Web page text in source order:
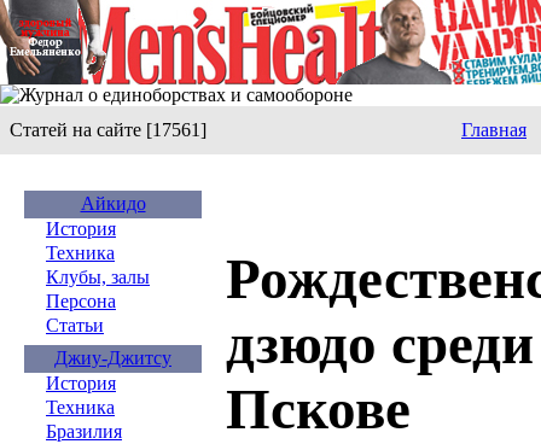
Статей на сайте [17561] Главная
Айкидо
История
Техника
Клубы, залы
Персона
Статьи
Джиу-Джитсу
История
Техника
Бразилия
дзюдо
Пскове